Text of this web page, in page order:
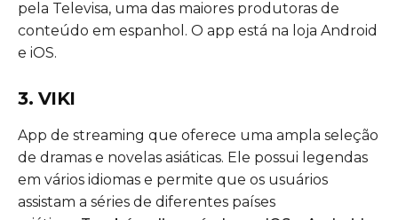
pela Televisa, uma das maiores produtoras de
conteúdo em espanhol. O app está na loja Android
e iOS.
3. VIKI
App de streaming que oferece uma ampla seleção
de dramas e novelas asiáticas. Ele possui legendas
em vários idiomas e permite que os usuários
assistam a séries de diferentes países